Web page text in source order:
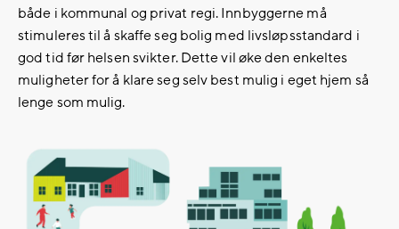
både i kommunal og privat regi. Innbyggerne må
stimuleres til å skaffe seg bolig med livsløpsstandard i
god tid før helsen svikter. Dette vil øke den enkeltes
muligheter for å klare seg selv best mulig i eget hjem så
lenge som mulig.